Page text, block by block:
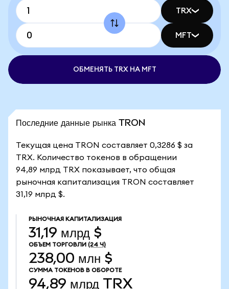
TRX
MFT
ОБМЕНЯТЬ TRX НА MFT
Последние данные рынка TRON
Текущая цена TRON составляет 0,3286 $ за
TRX. Количество токенов в обращении
94,89 млрд TRX показывает, что общая
рыночная капитализация TRON составляет
31,19 млрд $.
РЫНОЧНАЯ КАПИТАЛИЗАЦИЯ
31,19 млрд $
ОБЪЕМ ТОРГОВЛИ (24 Ч)
238,00 млн $
СУММА ТОКЕНОВ В ОБОРОТЕ
94,89 млрд TRX